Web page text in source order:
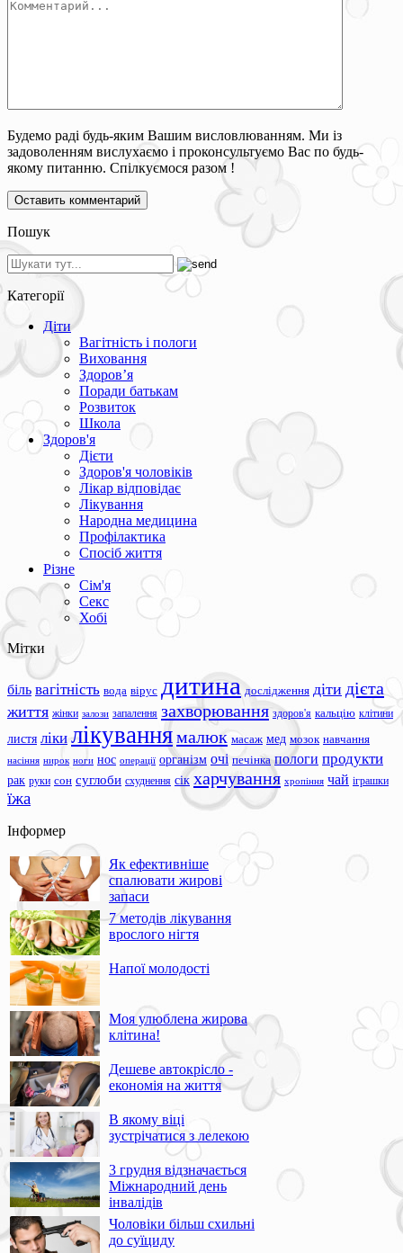
Будемо раді будь-яким Вашим висловлюванням. Ми із
задоволенням вислухаємо і проконсультуємо Вас по будь-
якому питанню. Спілкуємося разом !
Пошук
Категорії
Діти
Вагітність і пологи
Виховання
Здоров’я
Поради батькам
Розвиток
Школа
Здоров'я
Дієти
Здоров'я чоловіків
Лікар відповідає
Лікування
Народна медицина
Профілактика
Спосіб життя
Різне
Сім'я
Секс
Хобі
Мітки
біль вагітність вода вірус дитина дослідження діти дієта
життя жінки залози запалення захворювання здоров'я кальцію клітини
листя ліки лікуваннямалюк масаж мед мозок навчання
насіння нирок ноги нос операції організм очі печінка пологи продукти
рак руки сон суглоби схуднення сік харчування хропіння чай іграшки
їжа
Інформер
Як ефективніше
спалювати жирові
запаси
7 методів лікування
врослого нігтя
Напої молодості
Моя улюблена жирова
клітина!
Дешеве автокрісло -
економія на життя
В якому віці
зустрічатися з лелекою
3 грудня відзначається
Міжнародний день
інвалідів
Чоловіки більш схильні
до суїциду